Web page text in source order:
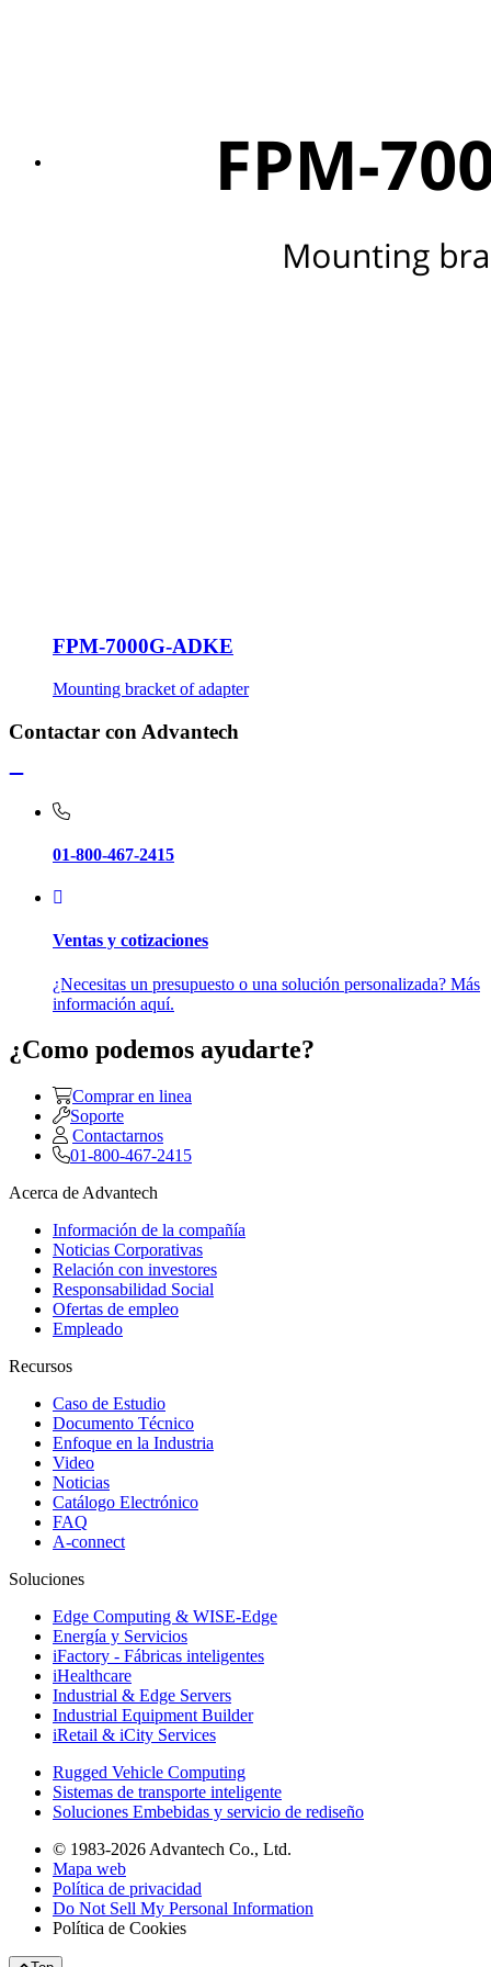
FPM-7000G-ADKE
Mounting bracket of adapter
Contactar con Advantech
01-800-467-2415
Ventas y cotizaciones
¿Necesitas un presupuesto o una solución personalizada? Más
información aquí.
¿Como podemos ayudarte?
Comprar en linea
Soporte
Contactarnos
01-800-467-2415
Acerca de Advantech
Información de la compañía
Noticias Corporativas
Relación con investores
Responsabilidad Social
Ofertas de empleo
Empleado
Recursos
Caso de Estudio
Documento Técnico
Enfoque en la Industria
Video
Noticias
Catálogo Electrónico
FAQ
A-connect
Soluciones
Edge Computing & WISE-Edge
Energía y Servicios
iFactory - Fábricas inteligentes
iHealthcare
Industrial & Edge Servers
Industrial Equipment Builder
iRetail & iCity Services
Rugged Vehicle Computing
Sistemas de transporte inteligente
Soluciones Embebidas y servicio de rediseño
© 1983-2026 Advantech Co., Ltd.
Mapa web
Política de privacidad
Do Not Sell My Personal Information
Política de Cookies